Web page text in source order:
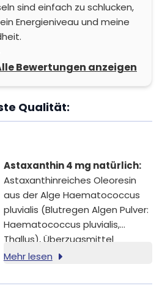
sind einfach zu schlucken,
Energieniveau und meine
Bewertungen anzeigen
Qualität:
Astaxanthin 4 mg natürlich:
Astaxanthinreiches Oleoresin
aus der Alge Haematococcus
pluvialis (Blutregen Algen Pulver:
Haematococcus pluvialis,
Thallus), Überzugsmittel
(Hydroxypropylmethylcellulose;
Algen Pulver (Arthrospira
Mehr lesen